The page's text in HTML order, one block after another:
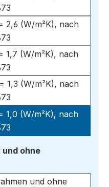
2,6 (W/m²K), nach
1,7 (W/m²K), nach
1,3 (W/m²K), nach
1,0 (W/m²K), nach
ohne
und ohne